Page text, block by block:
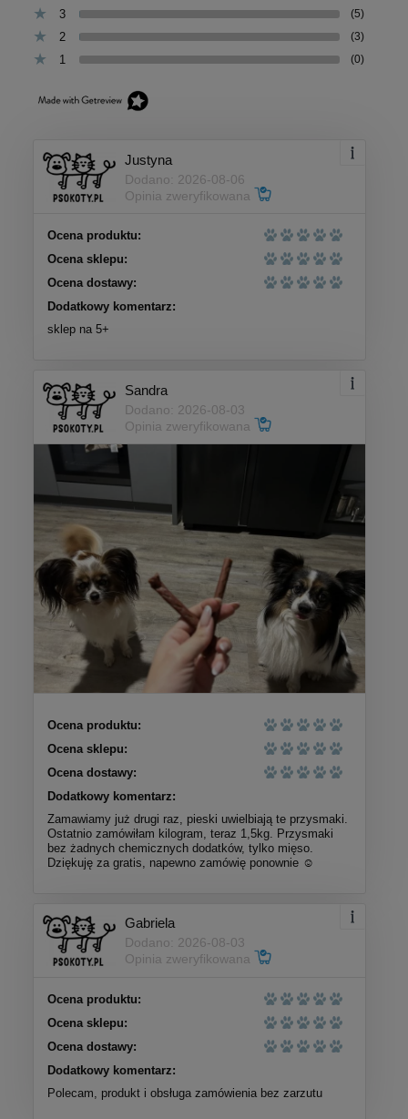
3 (5)
2 (3)
1 (0)
Justyna
Dodano: 2026-08-06
Opinia zweryfikowana
Ocena produktu:
Ocena sklepu:
Ocena dostawy:
Dodatkowy komentarz:
sklep na 5+
Sandra
Dodano: 2026-08-03
Opinia zweryfikowana
Ocena produktu:
Ocena sklepu:
Ocena dostawy:
Dodatkowy komentarz:
Zamawiamy już drugi raz, pieski uwielbiają te przysmaki.
Ostatnio zamówiłam kilogram, teraz 1,5kg. Przysmaki
bez żadnych chemicznych dodatków, tylko mięso.
Dziękuję za gratis, napewno zamówię ponownie ☺️
Gabriela
Dodano: 2026-08-03
Opinia zweryfikowana
Ocena produktu:
Ocena sklepu:
Ocena dostawy:
Dodatkowy komentarz:
Polecam, produkt i obsługa zamówienia bez zarzutu